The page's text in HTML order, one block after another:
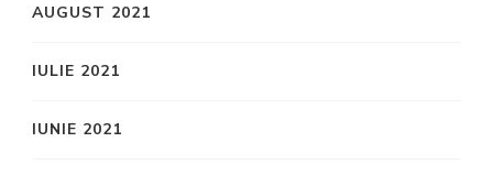
AUGUST 2021
IULIE 2021
IUNIE 2021